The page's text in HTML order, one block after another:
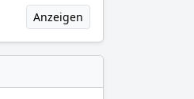
Anzeigen